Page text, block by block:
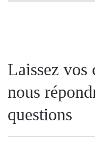
Laissez vos
nous
questions